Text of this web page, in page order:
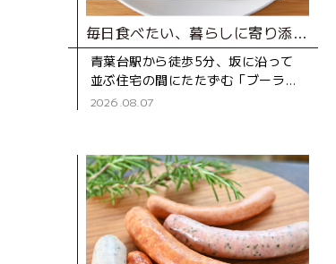
毎日食べたい、暮らしに寄り添うベーカリー
青葉台駅から徒歩5分、坂に沿って
並ぶ住宅の間にたたずむ「ブーラン
ジェD316 CASA」は、2020年にオ
2026.08.07